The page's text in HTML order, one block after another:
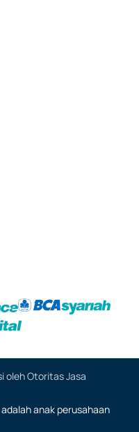
oleh Otoritas Jasa
anak perusahaan